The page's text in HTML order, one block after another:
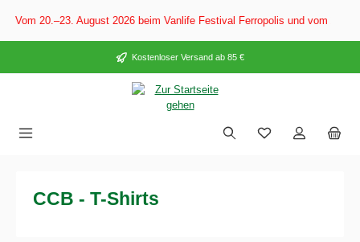
springen
20.–23. August 2026 beim Vanlife Festival Ferropolis und vom 28.
Kostenloser Versand ab 85 €
CCB - T-Shirts